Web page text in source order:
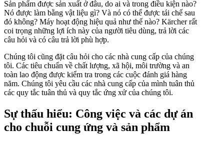
Sản phẩm được sản xuất ở đâu, do ai và trong điều kiện nào?
Nó được làm bằng vật liệu gì? Và nó có thể được tái chế sau
đó không? Máy hoạt động hiệu quả như thế nào? Kärcher rất
coi trọng những lợi ích này của người tiêu dùng, trả lời các
câu hỏi và có câu trả lời phù hợp.
Chúng tôi cũng đặt câu hỏi cho các nhà cung cấp của chúng
tôi. Các tiêu chuẩn về chất lượng, xã hội, môi trường và an
toàn lao động được kiểm tra trong các cuộc đánh giá hàng
năm. Chúng tôi yêu cầu các nhà cung cấp của mình tuân thủ
các quy tắc tuân thủ và quy tắc ứng xử của chúng tôi.
Sự thấu hiểu: Công việc và các dự án
cho chuỗi cung ứng và sản phẩm